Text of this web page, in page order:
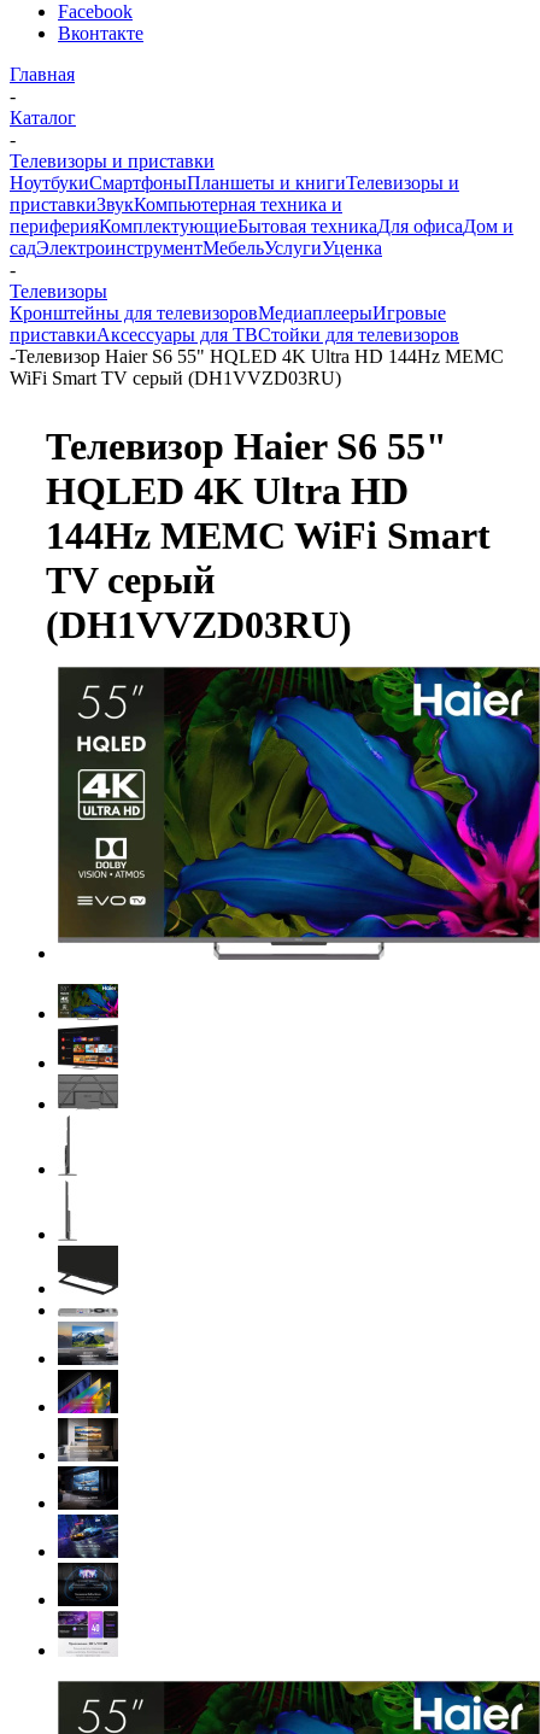
Facebook
Вконтакте
Главная
-
Каталог
-
Телевизоры и приставки
НоутбукиСмартфоныПланшеты и книгиТелевизоры и
приставкиЗвукКомпьютерная техника и
периферияКомплектующиеБытовая техникаДля офисаДом и
садЭлектроинструментМебельУслугиУценка
-
Телевизоры
Кронштейны для телевизоровМедиаплеерыИгровые
приставкиАксессуары для ТВСтойки для телевизоров
-Телевизор Haier S6 55" HQLED 4K Ultra HD 144Hz MEMC
WiFi Smart TV серый (DH1VVZD03RU)
Телевизор Haier S6 55"
HQLED 4K Ultra HD
144Hz MEMC WiFi Smart
TV серый
(DH1VVZD03RU)